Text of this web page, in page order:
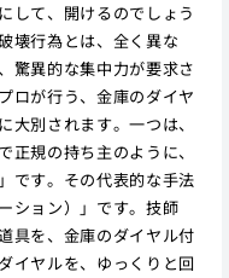
して、開けるのでしょう
壊行為とは、全く異な
驚異的な集中力が要求さ
ロが行う、金庫のダイヤ
大別されます。一つは、
規の持ち主のように、
です。その代表的な手法
ション）」です。技師
具を、金庫のダイヤル付
イヤルを、ゆっくりと回